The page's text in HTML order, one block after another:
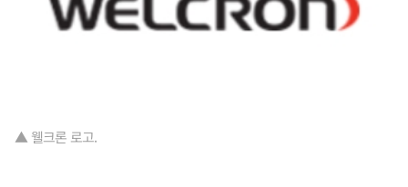
▲ 웰크론 로고.